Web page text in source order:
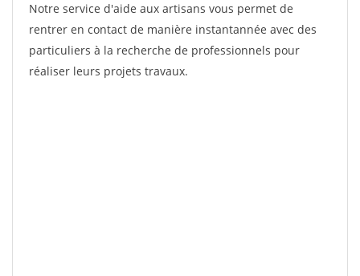
Notre service d'aide aux artisans vous permet de
rentrer en contact de manière instantannée avec des
particuliers à la recherche de professionnels pour
réaliser leurs projets travaux.